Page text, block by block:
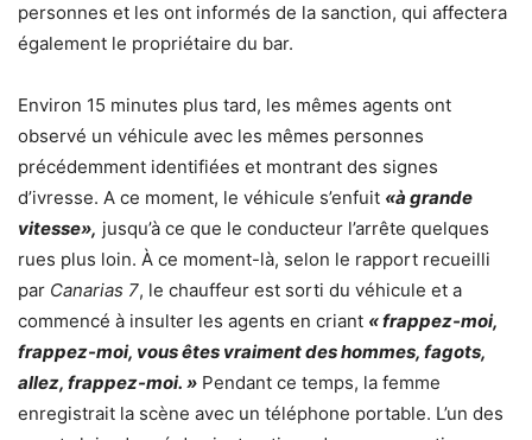
personnes et les ont informés de la sanction, qui affectera
également le propriétaire du bar.
Environ 15 minutes plus tard, les mêmes agents ont
observé un véhicule avec les mêmes personnes
précédemment identifiées et montrant des signes
d’ivresse. A ce moment, le véhicule s’enfuit «à grande
vitesse», jusqu’à ce que le conducteur l’arrête quelques
rues plus loin. À ce moment-là, selon le rapport recueilli
par Canarias 7, le chauffeur est sorti du véhicule et a
commencé à insulter les agents en criant « frappez-moi,
frappez-moi, vous êtes vraiment des hommes, fagots,
allez, frappez-moi. » Pendant ce temps, la femme
enregistrait la scène avec un téléphone portable. L’un des